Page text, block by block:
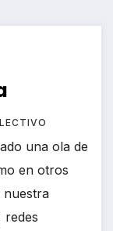
una ola de
en otros
nuestra
redes